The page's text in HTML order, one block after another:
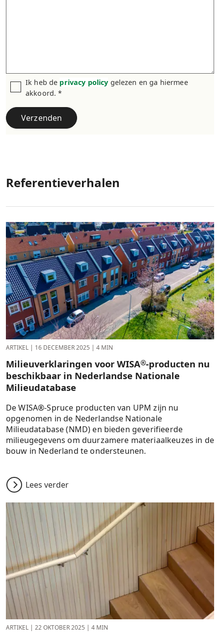
Ik heb de privacy policy gelezen en ga hiermee
akkoord. *
Verzenden
Referentieverhalen
ARTIKEL | 16 DECEMBER 2025 | 4 MIN
Milieuverklaringen voor WISA®-producten nu
beschikbaar in Nederlandse Nationale
Milieudatabase
De WISA®-Spruce producten van UPM zijn nu
opgenomen in de Nederlandse Nationale
Milieudatabase (NMD) en bieden geverifieerde
milieugegevens om duurzamere materiaalkeuzes in de
bouw in Nederland te ondersteunen.
Lees verder
ARTIKEL | 22 OKTOBER 2025 | 4 MIN